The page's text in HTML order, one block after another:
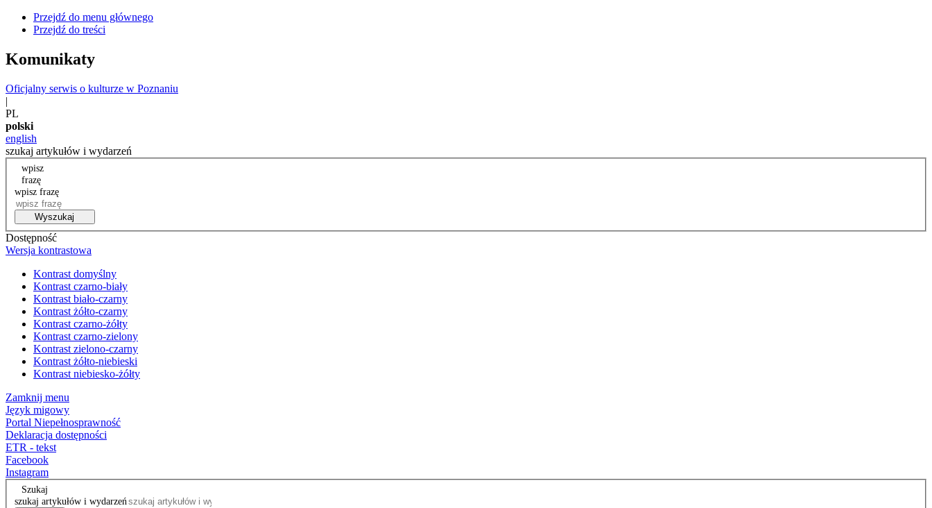
Przejdź do menu głównego
Przejdź do treści
Komunikaty
Oficjalny serwis o kulturze w Poznaniu
|
PL
polski
english
szukaj artykułów i wydarzeń
wpisz
frazę
wpisz frazę
Wyszukaj
Dostępność
Wersja kontrastowa
Kontrast domyślny
Kontrast czarno-biały
Kontrast biało-czarny
Kontrast żółto-czarny
Kontrast czarno-żółty
Kontrast czarno-zielony
Kontrast zielono-czarny
Kontrast żółto-niebieski
Kontrast niebiesko-żółty
Zamknij menu
Język migowy
Portal Niepełnosprawność
Deklaracja dostępności
ETR - tekst
Facebook
Instagram
Szukaj
szukaj artykułów i wydarzeń